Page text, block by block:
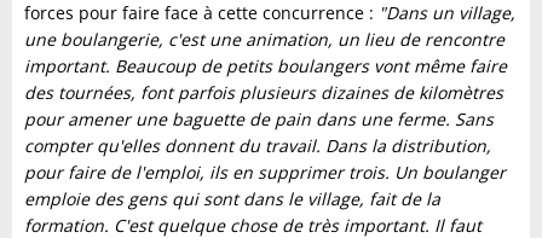
forces pour faire face à cette concurrence : "Dans un village,
une boulangerie, c'est une animation, un lieu de rencontre
important. Beaucoup de petits boulangers vont même faire
des tournées, font parfois plusieurs dizaines de kilomètres
pour amener une baguette de pain dans une ferme. Sans
compter qu'elles donnent du travail. Dans la distribution,
pour faire de l'emploi, ils en supprimer trois. Un boulanger
emploie des gens qui sont dans le village, fait de la
formation. C'est quelque chose de très important. Il faut